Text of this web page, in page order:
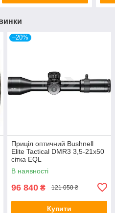
–20%
Приціл оптичний Bushnell
Elite Tactical DMR3 3,5-21x50
сітка EQL
В наявності
96 840 ₴ 121 050 ₴
Купити